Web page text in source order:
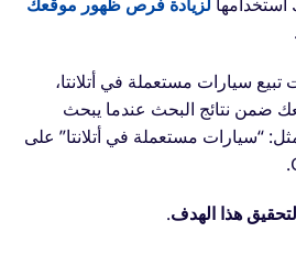
.
سيارات مستعملة في أتلانتا،
ضمن نتائج البحث عندما يبحث
“سيارات مستعملة في أتلانتا” على
هذا الهدف.